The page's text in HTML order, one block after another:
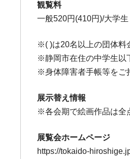
観覧料
一般520円(410円)/大学
※( )は20名以上の団体料
※静岡市在住の中学生以
※身体障害者手帳等をご
展示替え情報
※各会期で絵画作品は全
展覧会ホームページ
https://tokaido-